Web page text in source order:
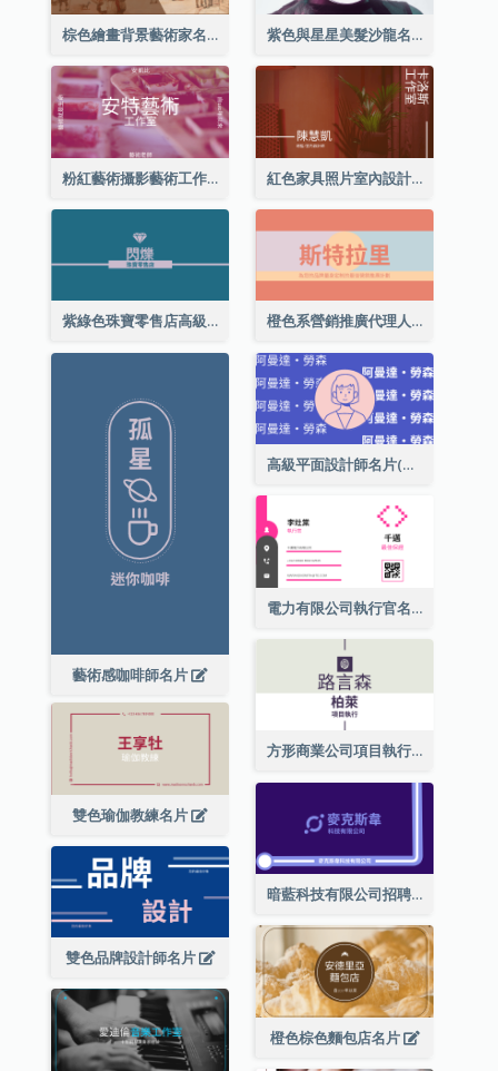
棕色繪畫背景藝術家名片 紫色與星星美髮沙龍名片
粉紅藝術攝影藝術工作室名片 紅色家具照片室內設計名片
紫綠色珠寶零售店高級總監名片 橙色系營銷推廣代理人名片
藝術感咖啡師名片
高級平面設計師名片(附自畫像)
電力有限公司執行官名片
方形商業公司項目執行總監名片
雙色瑜伽教練名片
暗藍科技有限公司招聘經理名片
雙色品牌設計師名片
橙色棕色麵包店名片